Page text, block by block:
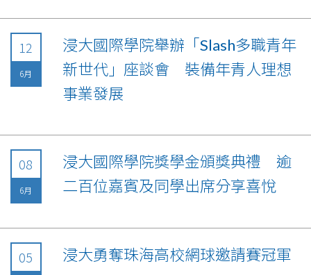
12
6月
浸大國際學院舉辦「Slash多職青年
新世代」座談會 裝備年青人理想
事業發展
08
6月
浸大國際學院獎學金頒獎典禮 逾
二百位嘉賓及同學出席分享喜悅
05 浸大勇奪珠海高校網球邀請賽冠軍